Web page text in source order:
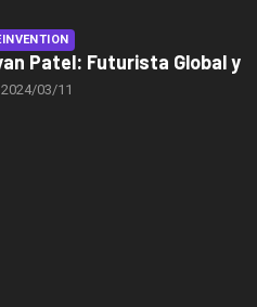
Patel: Futurista Global y
2024/03/11